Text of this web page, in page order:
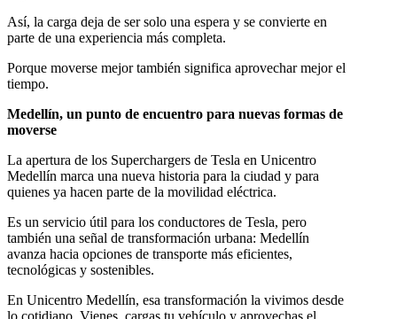
Así, la carga deja de ser solo una espera y se convierte en
parte de una experiencia más completa.
Porque moverse mejor también significa aprovechar mejor el
tiempo.
Medellín, un punto de encuentro para nuevas formas de
moverse
La apertura de los Superchargers de Tesla en Unicentro
Medellín marca una nueva historia para la ciudad y para
quienes ya hacen parte de la movilidad eléctrica.
Es un servicio útil para los conductores de Tesla, pero
también una señal de transformación urbana: Medellín
avanza hacia opciones de transporte más eficientes,
tecnológicas y sostenibles.
En Unicentro Medellín, esa transformación la vivimos desde
lo cotidiano. Vienes, cargas tu vehículo y aprovechas el